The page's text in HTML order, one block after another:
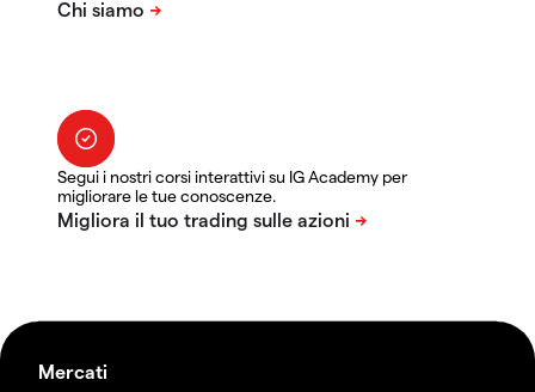
Segui i nostri corsi interattivi su IG Academy per
migliorare le tue conoscenze.
Mercati